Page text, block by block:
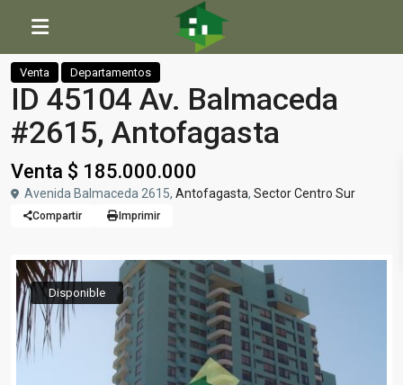
Inicio ID 45104 Av. Balmaceda #2615, Antofagasta
Venta Departamentos
ID 45104 Av. Balmaceda
#2615, Antofagasta
Venta $ 185.000.000
Avenida Balmaceda 2615, Antofagasta, Sector Centro Sur
Compartir Imprimir
Disponible